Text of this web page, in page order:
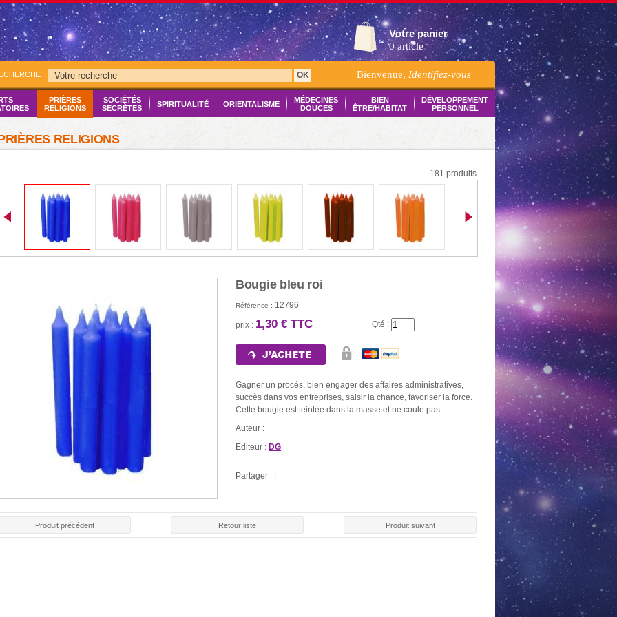
Votre panier
0 article
OK Bienvenue, Identifiez-vous
PRIÈRES
RELIGIONS
SOCIÉTÉS
SECRÈTES
SPIRITUALITÉ ORIENTALISME
MÉDECINES
DOUCES
BIEN
ÊTRE/HABITAT
DÉVELOPPEMENT
PERSONNEL
RELIGIONS
BOUGIE BLANCHE
LE ROULEAU DE 10
NEUVAINE NOIRE
5,20 €
PACK SPÉCIAL PRIÈRES
AUX DÉFUNTS
PACK
SPÉCIAL
181 produits
Bougie bleu roi
Référence : 12796
prix : 1,30 € TTC Qté :
Gagner un procès, bien engager des affaires administratives,
succès dans vos entreprises, saisir la chance, favoriser la force.
Cette bougie est teintée dans la masse et ne coule pas.
Auteur :
Editeur : DG
Partager |
Produit précédent Retour liste Produit suivant